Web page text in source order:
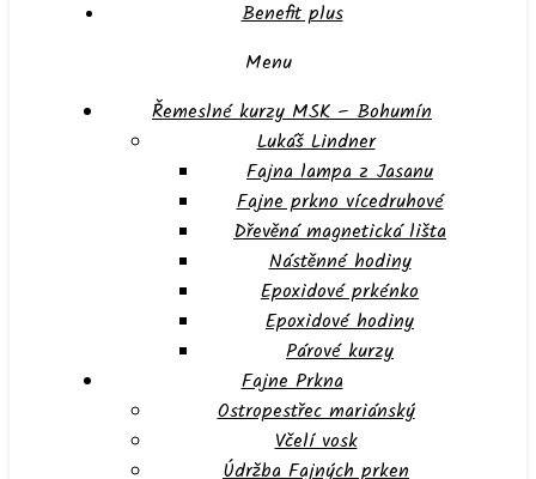
Benefit plus
Menu
Řemeslné kurzy MSK – Bohumín
Lukáš Lindner
Fajna lampa z Jasanu
Fajne prkno vícedruhové
Dřevěná magnetická lišta
Nástěnné hodiny
Epoxidové prkénko
Epoxidové hodiny
Párové kurzy
Fajne Prkna
Ostropestřec mariánský
Včelí vosk
Údržba Fajných prken